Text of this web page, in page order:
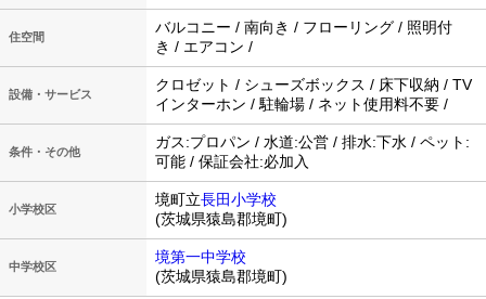
住空間
バルコニー / 南向き / フローリング / 照明付
き / エアコン /
設備・サービス
クロゼット / シューズボックス / 床下収納 / TV
インターホン / 駐輪場 / ネット使用料不要 /
条件・その他
ガス:プロパン / 水道:公営 / 排水:下水 / ペット:
可能 / 保証会社:必加入
小学校区
境町立長田小学校
(茨城県猿島郡境町)
中学校区
境第一中学校
(茨城県猿島郡境町)